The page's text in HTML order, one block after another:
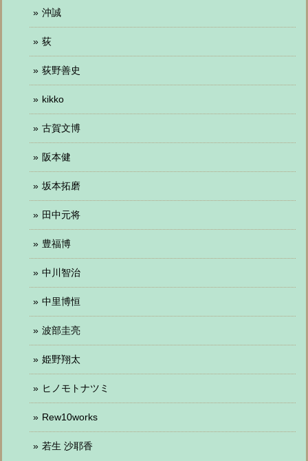
沖誠
荻
荻野善史
kikko
古賀文博
阪本健
坂本拓磨
田中元将
豊福博
中川智治
中里博恒
波部圭亮
姫野翔太
ヒノモトナツミ
Rew10works
若生 沙耶香